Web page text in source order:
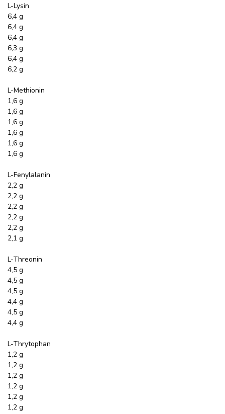
L-Lysin
6,4 g
6,4 g
6,4 g
6,3 g
6,4 g
6,2 g
L-Methionin
1,6 g
1,6 g
1,6 g
1,6 g
1,6 g
1,6 g
L-Fenylalanin
2,2 g
2,2 g
2,2 g
2,2 g
2,2 g
2,1 g
L-Threonin
4,5 g
4,5 g
4,5 g
4,4 g
4,5 g
4,4 g
L-Thrytophan
1,2 g
1,2 g
1,2 g
1,2 g
1,2 g
1,2 g